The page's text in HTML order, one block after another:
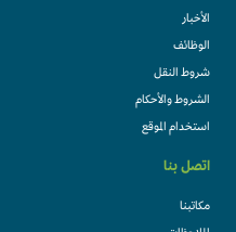
الأخبار
الوظائف
شروط النقل
الشروط والأحكام
استخدام الموقع
اتصل بنا
مكاتبنا